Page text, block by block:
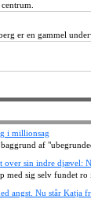
er en gammel
i millionsag
af
over sin indre djævel:
med sig selv fundet
angst. Nu står Katja